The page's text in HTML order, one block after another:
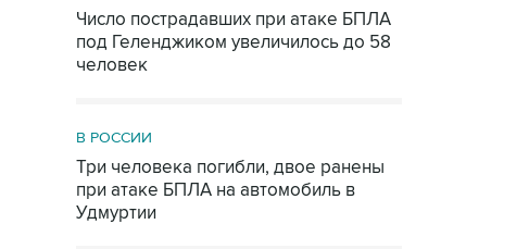
Число пострадавших при атаке БПЛА
под Геленджиком увеличилось до 58
человек
В РОССИИ
Три человека погибли, двое ранены
при атаке БПЛА на автомобиль в
Удмуртии